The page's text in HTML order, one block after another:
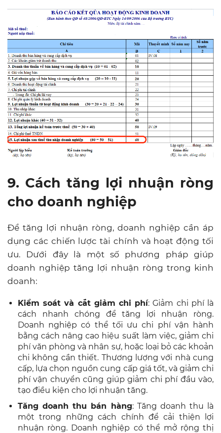
9. Cách tăng lợi nhuận ròng
cho doanh nghiệp
Để tăng lợi nhuận ròng, doanh nghiệp cần áp
dụng các chiến lược tài chính và hoạt động tối
ưu. Dưới đây là một số phương pháp giúp
doanh nghiệp tăng lợi nhuận ròng trong kinh
doanh:
Kiểm soát và cắt giảm chi phí: Giảm chi phí là
cách nhanh chóng để tăng lợi nhuận ròng.
Doanh nghiệp có thể tối ưu chi phí vận hành
bằng cách nâng cao hiệu suất làm việc, giảm chi
phí văn phòng và nhân sự, hoặc loại bỏ các khoản
chi không cần thiết. Thương lượng với nhà cung
cấp, lựa chọn nguồn cung cấp giá tốt, và giảm chi
phí vận chuyển cũng giúp giảm chi phí đầu vào,
tạo điều kiện cho lợi nhuận tăng.
Tăng doanh thu bán hàng: Tăng doanh thu là
một trong những cách chính để cải thiện lợi
nhuận ròng. Doanh nghiệp có thể mở rộng thị